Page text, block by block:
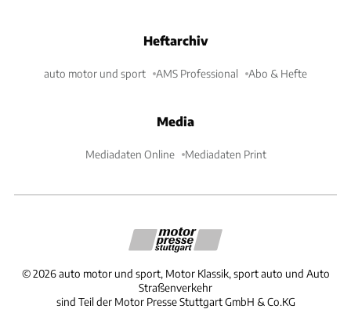
Heftarchiv
auto motor und sport AMS Professional Abo & Hefte
Media
Mediadaten Online Mediadaten Print
©2026 auto motor und sport, Motor Klassik, sport auto und Auto
Straßenverkehr
sind Teil der Motor Presse Stuttgart GmbH & Co.KG